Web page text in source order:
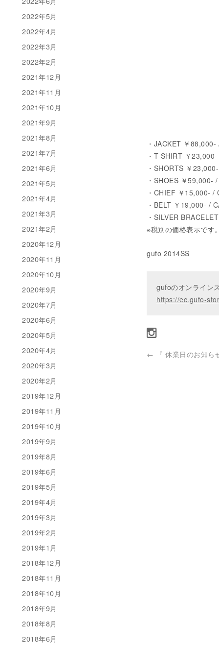
・JACKET ￥
・T-SHIRT ￥
・SHORTS ￥
・SHOES ￥59,000-
・CHIEF ￥15,000- /
・BELT ￥19,000- /
・SILVER
※税別の価格表示です
gufo 2014SS
gufoのオンライン
https://ec.gufo-
← 『 休業日のお知
2022年5月
2022年4月
2022年3月
2022年2月
2021年12月
2021年11月
2021年10月
2021年9月
2021年8月
2021年7月
2021年6月
2021年5月
2021年4月
2021年3月
2021年2月
2020年12月
2020年11月
2020年10月
2020年9月
2020年7月
2020年6月
2020年5月
2020年4月
2020年3月
2020年2月
2019年12月
2019年11月
2019年10月
2019年9月
2019年8月
2019年6月
2019年5月
2019年4月
2019年3月
2019年2月
2019年1月
2018年12月
2018年11月
2018年10月
2018年9月
2018年8月
2018年6月